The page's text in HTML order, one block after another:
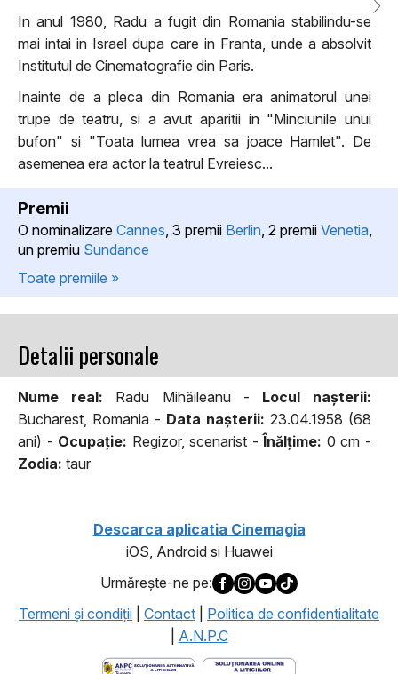
In anul 1980, Radu a fugit din Romania stabilindu-se
mai intai in Israel dupa care in Franta, unde a absolvit
Institutul de Cinematografie din Paris.
Inainte de a pleca din Romania era animatorul unei
trupe de teatru, si a avut aparitii in "Minciunile unui
bufon" si "Toata lumea vrea sa joace Hamlet". De
asemenea era actor la teatrul Evreiesc...
Premii
O nominalizare Cannes , 3 premii Berlin , 2 premii Venetia
un premiu Sundance
Toate premiile »
Detalii personale
Nume real: Radu Mihăileanu - Locul naşterii:
Bucharest, Romania - Data naşterii: 23.04.1958 (68
ani) - Ocupaţie: Regizor, scenarist -Înălţime: 0 cm -
Zodia: taur
Descarca aplicatia Cinemagia
iOS, Android si Huawei
Urmăreşte-ne pe:
Termeni şi condiţii
Contact
Politica de confidentialitate
A.N.P.C